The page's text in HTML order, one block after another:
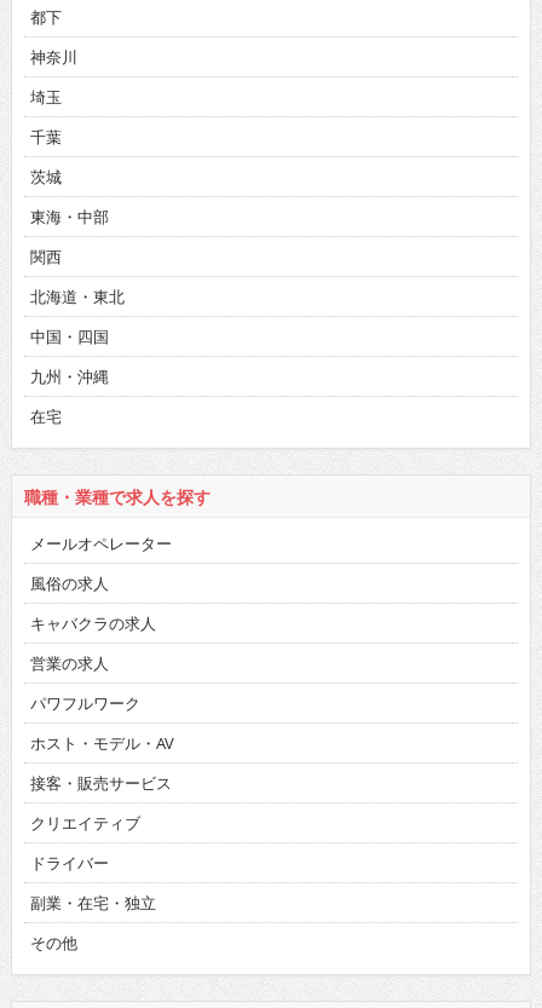
都下
神奈川
埼玉
千葉
茨城
東海・中部
関西
北海道・東北
中国・四国
九州・沖縄
在宅
職種・業種で求人を探す
メールオペレーター
風俗の求人
キャバクラの求人
営業の求人
パワフルワーク
ホスト・モデル・AV
接客・販売サービス
クリエイティブ
ドライバー
副業・在宅・独立
その他